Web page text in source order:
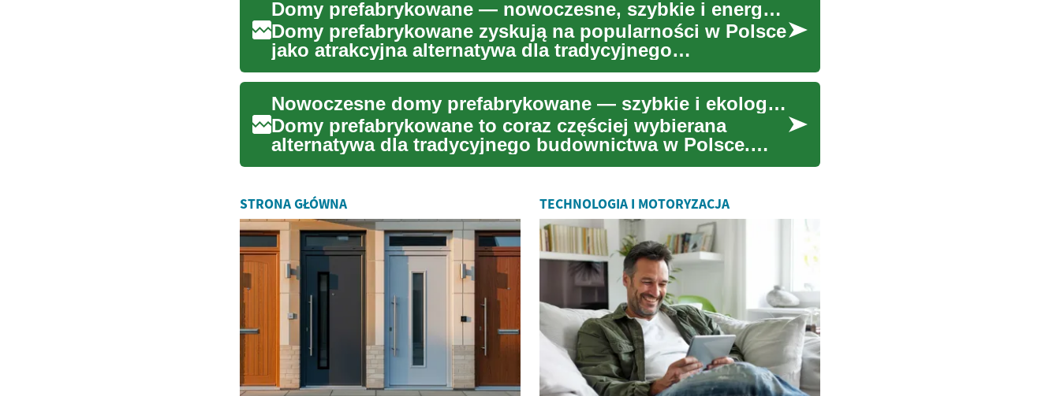
Domy prefabrykowane — nowoczesne, szybkie i energooszczędne
Domy prefabrykowane zyskują na popularności w Polsce
jako atrakcyjna alternatywa dla tradycyjnego
budownictwa. Dzięki...
Nowoczesne domy prefabrykowane — szybkie i ekologiczne
Domy prefabrykowane to coraz częściej wybierana
alternatywa dla tradycyjnego budownictwa w Polsce.
Prefabrykacja łącz...
STRONA GŁÓWNA TECHNOLOGIA I MOTORYZACJA